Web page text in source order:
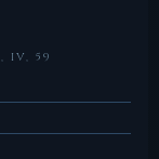
, IV, 59